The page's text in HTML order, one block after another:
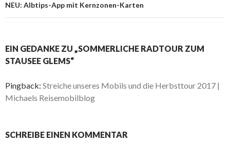
NEU: Albtips-App mit Kernzonen-Karten
EIN GEDANKE ZU „SOMMERLICHE RADTOUR ZUM
STAUSEE GLEMS“
Pingback: Streiche unseres Mobils und die Herbsttour 2017 |
Michaels Reisemobilblog
SCHREIBE EINEN KOMMENTAR